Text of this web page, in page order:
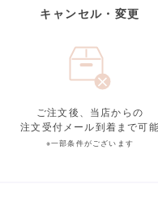
キャンセル・変更
ご注文後、当店からの
注文受付メール到着まで可能
※一部条件がございます